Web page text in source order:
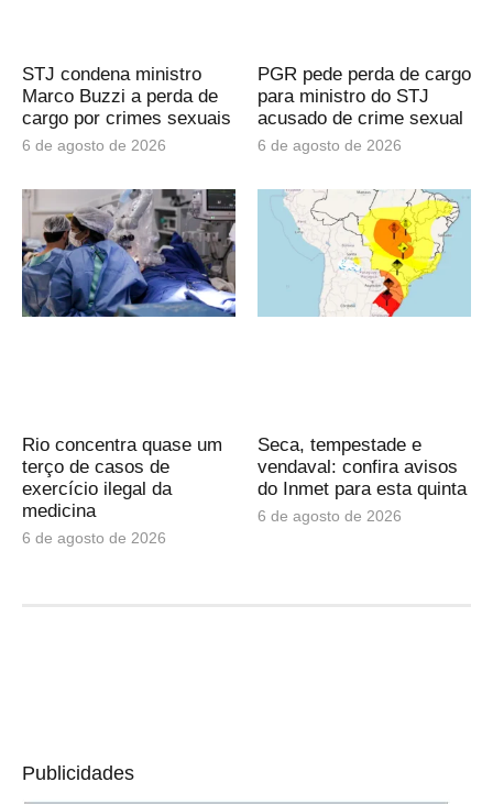
STJ condena ministro
Marco Buzzi a perda de
cargo por crimes sexuais
6 de agosto de 2026
PGR pede perda de cargo
para ministro do STJ
acusado de crime sexual
6 de agosto de 2026
Rio concentra quase um
terço de casos de
exercício ilegal da
medicina
6 de agosto de 2026
Seca, tempestade e
vendaval: confira avisos
do Inmet para esta quinta
6 de agosto de 2026
Publicidades